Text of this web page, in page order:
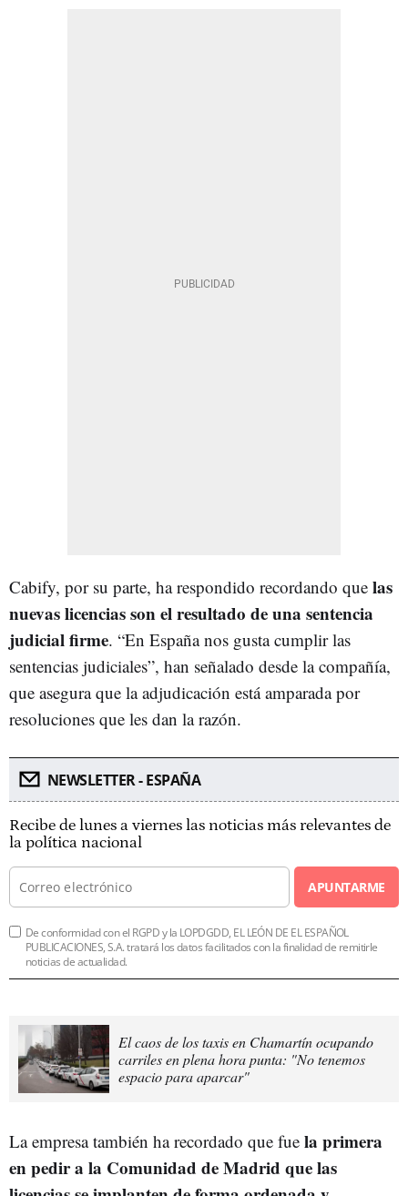
Cabify, por su parte, ha respondido recordando que las
nuevas licencias son el resultado de una sentencia
judicial firme. “En España nos gusta cumplir las
sentencias judiciales”, han señalado desde la compañía,
que asegura que la adjudicación está amparada por
resoluciones que les dan la razón.
NEWSLETTER - ESPAÑA
Recibe de lunes a viernes las noticias más relevantes de
la política nacional
APUNTARME
De conformidad con el RGPD y la LOPDGDD, EL LEÓN DE EL ESPAÑOL
PUBLICACIONES, S.A. tratará los datos facilitados con la finalidad de remitirle
noticias de actualidad.
El caos de los taxis en Chamartín ocupando
carriles en plena hora punta: "No tenemos
espacio para aparcar"
La empresa también ha recordado que fue la primera
en pedir a la Comunidad de Madrid que las